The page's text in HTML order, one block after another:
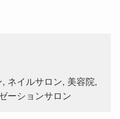
ネイルサロン, 美容院,
ーションサロン